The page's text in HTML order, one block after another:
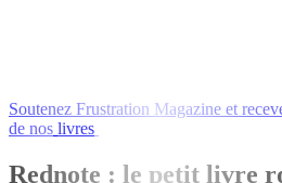
Soutenez Frustration Magazine et
de nos livres
Rednote : le petit livre